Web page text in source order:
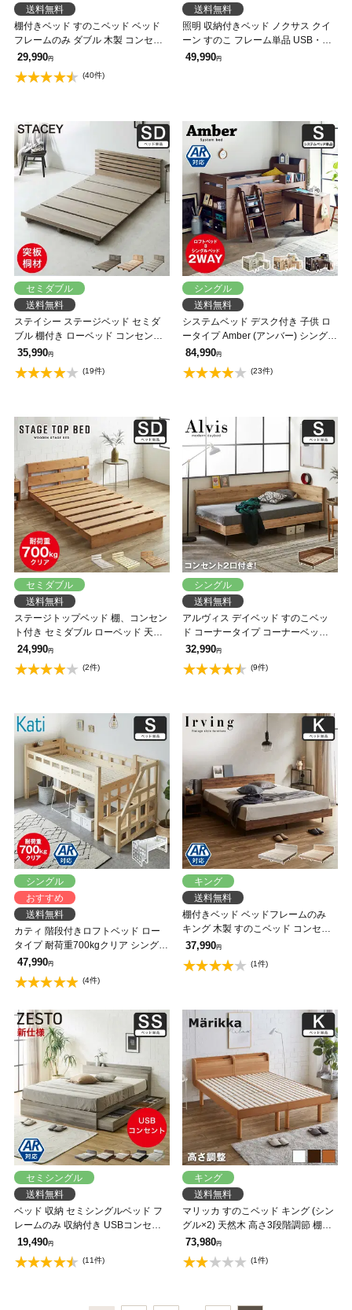
送料無料
棚付きベッド すのこベッド ベッド
フレームのみ ダブル 木製 コンセン
ト ベッド おしゃれ 宮付きベッド 脚
具配送】
29,990円
(40件)
送料無料
照明 収納付きベッド ノクサス クイ
ーン すのこ フレーム単品 USB・コ
ンセント フレーム 照明 照明付き
49,990円
セミダブル
送料無料
ステイシー ステージベッド セミダ
ブル 棚付き ローベッド コンセント2
口 タモ 桐 天然木 フロアベッド スマ
ホスタンド付き セミダブルベッド
省スペース コンパクト【フレームの
35,990円
(19件)
シングル
送料無料
システムベッド デスク付き 子供 ロ
ータイプ Amber (アンバー) シングル
木製ベッド、デスク、シェルフ、ブ
ックシェルフ、キャビネットがセッ
ト。ロフトベッド シングルベッド
84,990円
(23件)
セミダブル
送料無料
ステージトップベッド 棚、コンセン
ト付き セミダブル ローベッド 天然
木 北欧パイン材 フロアベッド すの
こベッド 省スペース ステージベッ
ド
24,990円
(2件)
シングル
送料無料
アルヴィス デイベッド すのこベッ
ド コーナータイプ コーナーベッド
シングル ベッドフレーム 木製 コン
セント付き 【大型家具配送】
32,990円
(9件)
シングル
おすすめ
送料無料
カティ 階段付きロフトベッド ロー
タイプ 耐荷重700kgクリア シングル
ベッドフレーム 木製 棚付き コンセ
ント すのこ 低ホルムアルデヒド
【大型家具配送】
47,990円
(4件)
キング
送料無料
棚付きベッド ベッドフレームのみ
キング 木製 すのこベッド コンセン
ト アーヴィング 【大型家具配送】
37,990円
(1件)
セミシングル
送料無料
ベッド 収納 セミシングルベッド フ
レームのみ 収納付き USBコンセン
ト付き zesto ゼスト セミシングル す
のこベッド 引き出し付きベッド
zesto 木製ベッド【AR】【z有料組
19,490円
(11件)
キング
送料無料
マリッカ すのこベッド キング (シン
グル×2) 天然木 高さ3段階調節 棚・
コンセント付き ナチュラル ホワイ
ト ブラウン 北欧調 【フレームの
み】 【大型家具配送】
73,980円
(1件)